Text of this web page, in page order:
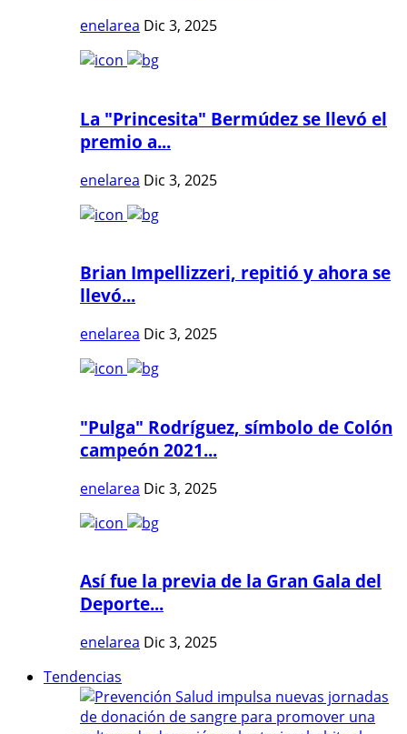
enelarea Dic 3, 2025
La "Princesita" Bermúdez se llevó el
premio a...
enelarea Dic 3, 2025
Brian Impellizzeri, repitió y ahora se
llevó...
enelarea Dic 3, 2025
"Pulga" Rodríguez, símbolo de Colón
campeón 2021...
enelarea Dic 3, 2025
Así fue la previa de la Gran Gala del
Deporte...
enelarea Dic 3, 2025
Tendencias